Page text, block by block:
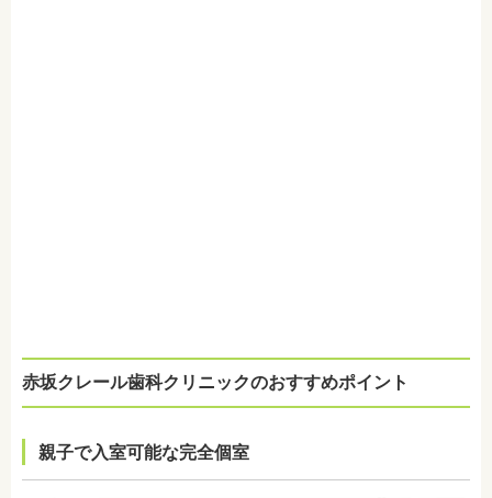
赤坂クレール歯科クリニックのおすすめポイント
親子で入室可能な完全個室